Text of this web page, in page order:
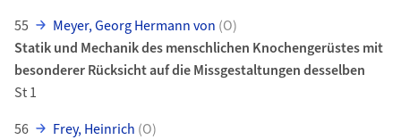
55
Meyer, Georg Hermann von (O)
Statik und Mechanik des menschlichen Knochengerüstes mit
besonderer Rücksicht auf die Missgestaltungen desselben
St 1
56
Frey, Heinrich (O)